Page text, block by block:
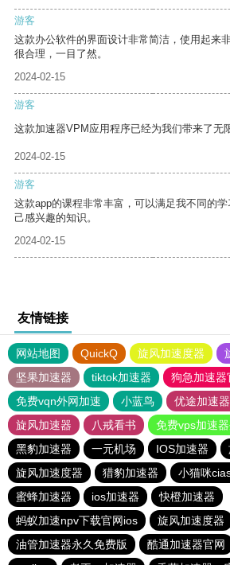
游客
这款办公软件的界面设计非常简洁，使用起来
很合理，一目了然。
2024-02-15
游客
这款加速器VPM应用程序已经为我们带来了无
2024-02-15
游客
这款app的课程非常丰富，可以满足我不同的
己感兴趣的知识。
2024-02-15
友情链接
网站地图 QuickQ 旋风加速度器
坚果加速器
tiktok加速器
狗急加速器
免费vqn外网加速
小蓝鸟 优途加速
旋风加速器
八戒看书
免费vps加速
黑豹加速器
一元机场 IOS加速器
旋风加速度器
猎豹加速器 小猫咪
蜜蜂加速器
ios加速器
快橙加速器
蚂蚁加速npv下载官网ios
旋风加速度器
油管加速器永久免费版
酷通加速器官网